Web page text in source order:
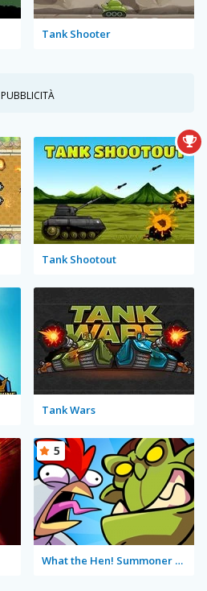
Tank Shooter
PUBBLICITÀ
Tank Shootout
Tank Wars
What the Hen! Summoner Spring
5